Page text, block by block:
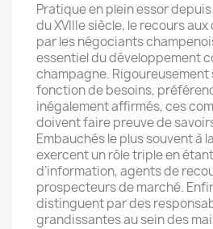
Pratique en plein essor
du XVIIIe siècle, le recours
par les négociants
essentiel du développement
champagne. Rigoureusement
fonction de besoins,
inégalement affirmés, ces
doivent faire preuve de
Embauchés le plus souvent à
exercent un rôle triple en
d’information, agents de
prospecteurs de marché.
distinguent par des
grandissantes au sein des